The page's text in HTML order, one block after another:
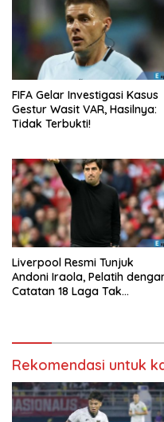
FIFA Gelar Investigasi Kasus
Gestur Wasit VAR, Hasilnya:
Tidak Terbukti!
Liverpool Resmi Tunjuk
Andoni Iraola, Pelatih
Catatan 18 Laga Tak
Rekomendasi untuk